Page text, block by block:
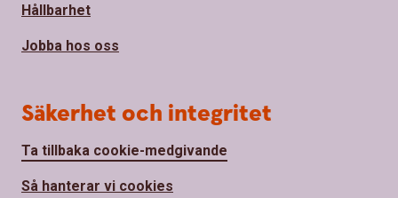
Hållbarhet
Jobba hos oss
Säkerhet och integritet
Ta tillbaka cookie-medgivande
Så hanterar vi cookies